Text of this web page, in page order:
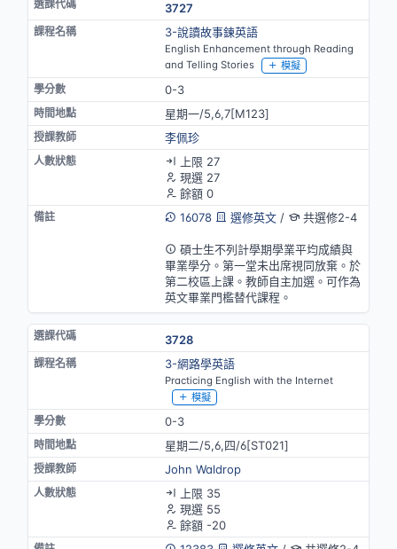
3727
3-說讀故事鍊英語
English Enhancement through Reading
and Telling Stories
模擬
0-3
星期一/5,6,7[M123]
李佩珍
上限 27
現選 27
餘額 0
16078
選修英文/ 共選修2-4
碩士生不列計學期學業平均成績與
畢業學分。第一堂未出席視同放棄。於
第二校區上課。教師自主加選。可作為
英文畢業門檻替代課程。
3728
3-網路學英語
Practicing English with the Internet
模擬
0-3
星期二/5,6,四/6[ST021]
John Waldrop
上限 35
現選 55
餘額 -20